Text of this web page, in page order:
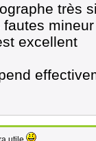
très
mineur
excellent